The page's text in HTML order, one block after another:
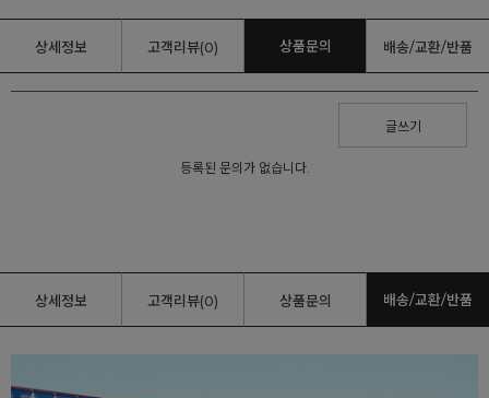
상세정보 고객리뷰(0) 상품문의 배송/교환/반품
글쓰기
등록된 문의가 없습니다.
상세정보 고객리뷰(0) 상품문의 배송/교환/반품